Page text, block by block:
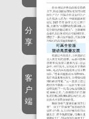
分
享
客
户
端